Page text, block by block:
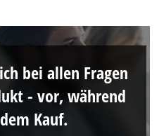
bei allen Fragen
- vor, während
Kauf.